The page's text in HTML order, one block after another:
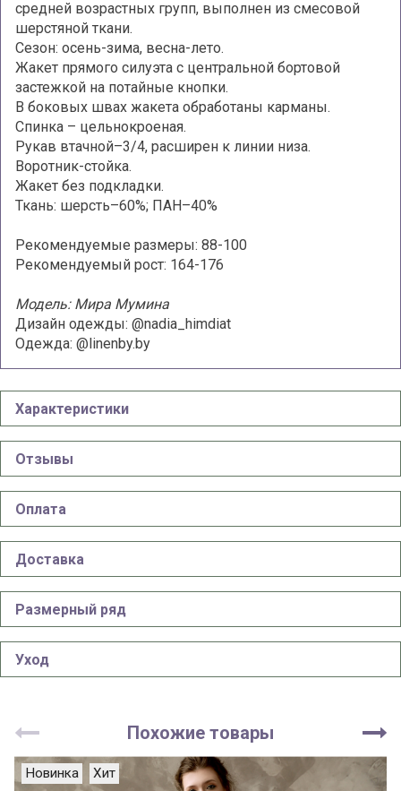
средней возрастных групп, выполнен из смесовой
шерстяной ткани.
Сезон: осень-зима, весна-лето.
Жакет прямого силуэта с центральной бортовой
застежкой на потайные кнопки.
В боковых швах жакета обработаны карманы.
Спинка – цельнокроеная.
Рукав втачной–3/4, расширен к линии низа.
Воротник-стойка.
Жакет без подкладки.
Ткань: шерсть–60%; ПАН–40%
Рекомендуемые размеры: 88-100
Рекомендуемый рост: 164-176
Модель: Мира Мумина
Дизайн одежды: @nadia_himdiat
Одежда: @linenby.by
Характеристики
Отзывы
Оплата
Доставка
Размерный ряд
Уход
Похожие товары
Новинка Хит